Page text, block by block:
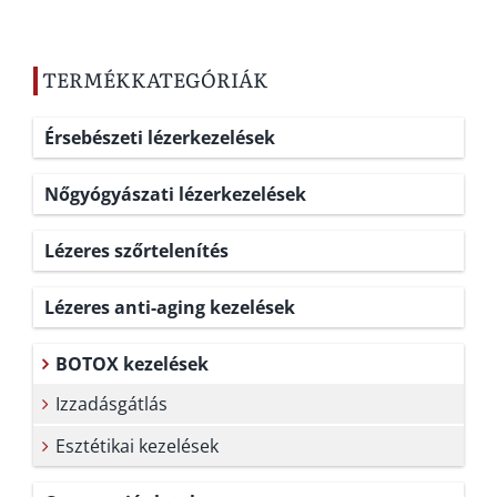
TERMÉKKATEGÓRIÁK
Érsebészeti lézerkezelések
Nőgyógyászati lézerkezelések
Lézeres szőrtelenítés
Lézeres anti-aging kezelések
BOTOX kezelések
Izzadásgátlás
Esztétikai kezelések